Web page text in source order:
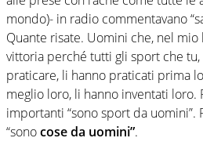
mondo)- in radio commentavano
Quante risate. Uomini che, nel
vittoria perché tutti gli sport che tu,
praticare, li hanno praticati prima
meglio loro, li hanno inventati loro.
importanti “sono sport da
“sonocose da uomini”.